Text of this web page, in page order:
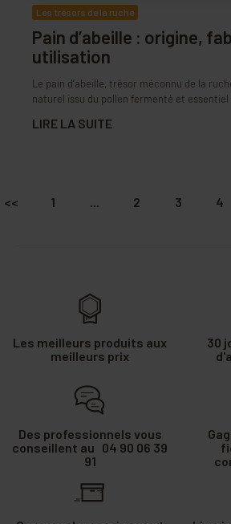
Les trésors de la ruche
Pain d’abeille : origine,
utilisation
Le pain d’abeille, trésor méconnu de la
naturel issu du pollen fermenté et essentiel
LIRE LA SUITE
<< 1 2 3 4
Les meilleurs produits aux
meilleurs prix
30
Des professionnels vous
conseillent au 04 90 06 39
91